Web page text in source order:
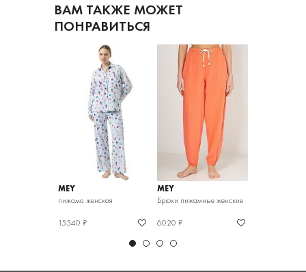
ВАМ ТАКЖЕ МОЖЕТ
ПОНРАВИТЬСЯ
MEY
пижама женская
15540 ₽
MEY
Брюки пижамные женские
6020 ₽